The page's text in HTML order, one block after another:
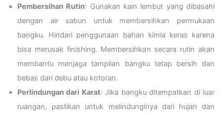
Pembersihan Rutin: Gunakan kain lembut yang dibasahi
dengan air sabun untuk membersihkan permukaan
bangku. Hindari penggunaan bahan kimia keras karena
bisa merusak finishing. Membersihkan secara rutin akan
membantu menjaga tampilan bangku tetap bersih dan
bebas dari debu atau kotoran.
Perlindungan dari Karat: Jika bangku ditempatkan di luar
ruangan, pastikan untuk melindunginya dari hujan dan